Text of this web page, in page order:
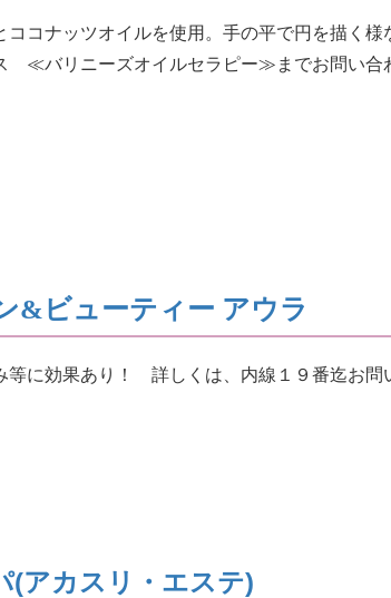
コナッツオイルを使用。手の平で円を描く
≪バリニーズオイルセラピー≫までお問い合
&ビューティー アウラ
等に効果あり！ 詳しくは、内線１９番迄お問
(アカスリ・エステ)